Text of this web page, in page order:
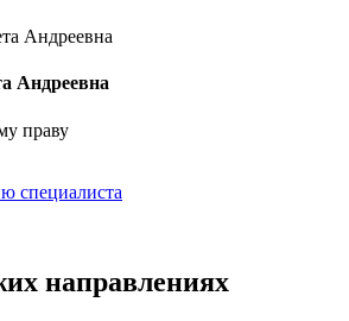
Андреевна
праву
специалиста
направлениях